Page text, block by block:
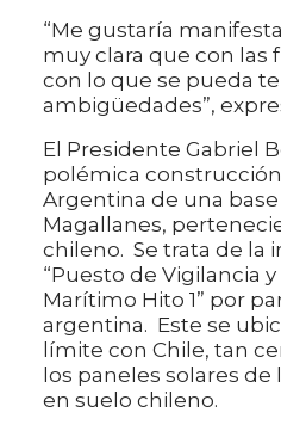
“Me gustaría
muy clara que con las
con lo que se pueda
ambigüedades”,
El Presidente Gabriel
polémica
Argentina de una base
Magallanes,
chileno. Se trata de la
“Puesto de Vigilancia
Marítimo Hito 1” por
argentina. Este se
límite con Chile, tan
los paneles solares
en suelo chileno.